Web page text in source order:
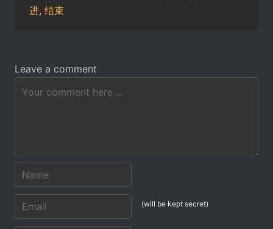
进, 结束
Leave a comment
(will be kept secret)